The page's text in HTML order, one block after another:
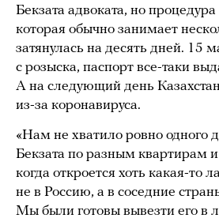
Бекзата адвоката, но
которая обычно занимает
затянулась на десять дней. 15
с розыска, паспорт все-таки
А на следующий день
из-за коронавируса.
«Нам не хватило ровно одного
Бекзата по разным квартирам
когда откроется хоть какая-то
не в Россию, а в соседние
Мы были готовы вывезти его в